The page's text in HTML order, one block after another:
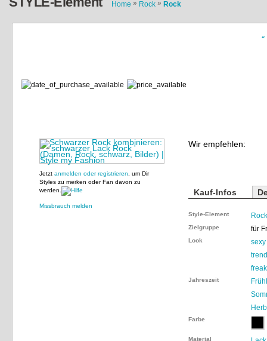
Home » Rock » Rock
«
Jetzt anmelden oder registrieren , um Dir
Styles zu merken oder Fan davon zu
werden.
Missbrauch melden
Wir empfehlen:
Kauf-Infos
Style-Element Rock
Zielgruppe für
Look
sexy
Jahreszeit
Farbe
Material